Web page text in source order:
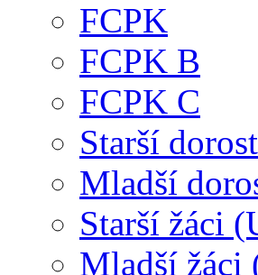
FCPK
FCPK B
FCPK C
Starší
Mladší
Starší žáci
Mladší žáci